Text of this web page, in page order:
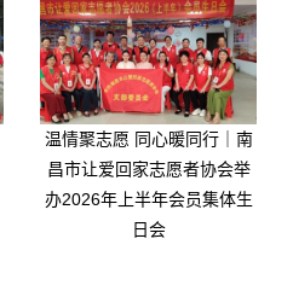
温情聚志愿 同心暖同行｜南
昌市让爱回家志愿者协会举
办2026年上半年会员集体生
日会